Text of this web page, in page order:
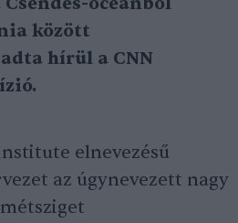
között
hírül a CNN
elnevezésű
az úgynevezett nagy